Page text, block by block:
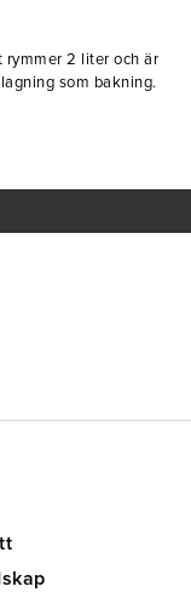
rymmer 2 liter och är
som bakning.